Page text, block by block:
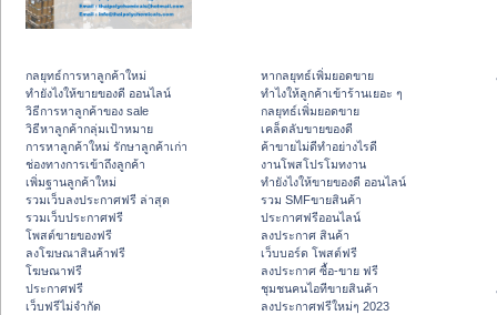
กลยุทธ์การหาลูกค้าใหม่
ทํายังไงให้ขายของดี ออนไลน์
วิธีการหาลูกค้าของ sale
วิธีหาลูกค้ากลุ่มเป้าหมาย
การหาลูกค้าใหม่ รักษาลูกค้าเก่า
ช่องทางการเข้าถึงลูกค้า
เพิ่มฐานลูกค้าใหม่
รวมเว็บลงประกาศฟรี ล่าสุด
รวมเว็บประกาศฟรี
โพสต์ขายของฟรี
ลงโฆษณาสินค้าฟรี
โฆษณาฟรี
ประกาศฟรี
เว็บฟรีไม่จำกัด
หากลยุทธ์เพิ่มยอดขาย
ทําไงให้ลูกค้าเข้าร้านเยอะ ๆ
กลยุทธ์เพิ่มยอดขาย
เคล็ดลับขายของดี
ค้าขายไม่ดีทำอย่างไรดี
งานโพสโปรโมทงาน
ทํายังไงให้ขายของดี ออนไลน์
รวม SMFขายสินค้า
ประกาศฟรีออนไลน์
ลงประกาศ สินค้า
เว็บบอร์ด โพสต์ฟรี
ลงประกาศ ซื้อ-ขาย ฟรี
ชุมชนคนไอทีขายสินค้า
ลงประกาศฟรีใหม่ๆ 2023